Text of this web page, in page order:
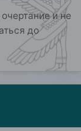
и не
до